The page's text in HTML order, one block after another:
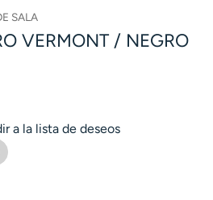
SALA
VERMONT / NEGRO
a la lista de deseos